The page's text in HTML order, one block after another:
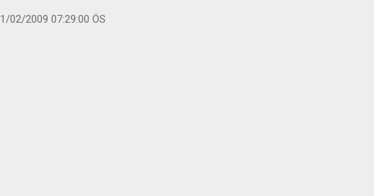
1/02/2009 07:29:00 ÖS